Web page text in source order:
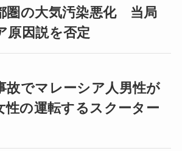
圏の大気汚染悪化 当局
原因説を否定
故でマレーシア人男性が
の運転するスクーター